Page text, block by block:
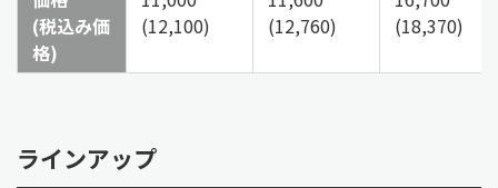
(税込み価
格)
(12,100)
(12,760)
(18,370)
ラインアップ